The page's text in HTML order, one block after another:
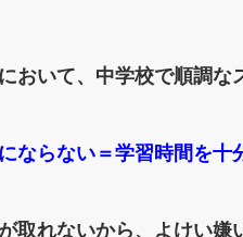
おいて、中学校で順調
ならない＝学習時間を十
取れないから、よけい